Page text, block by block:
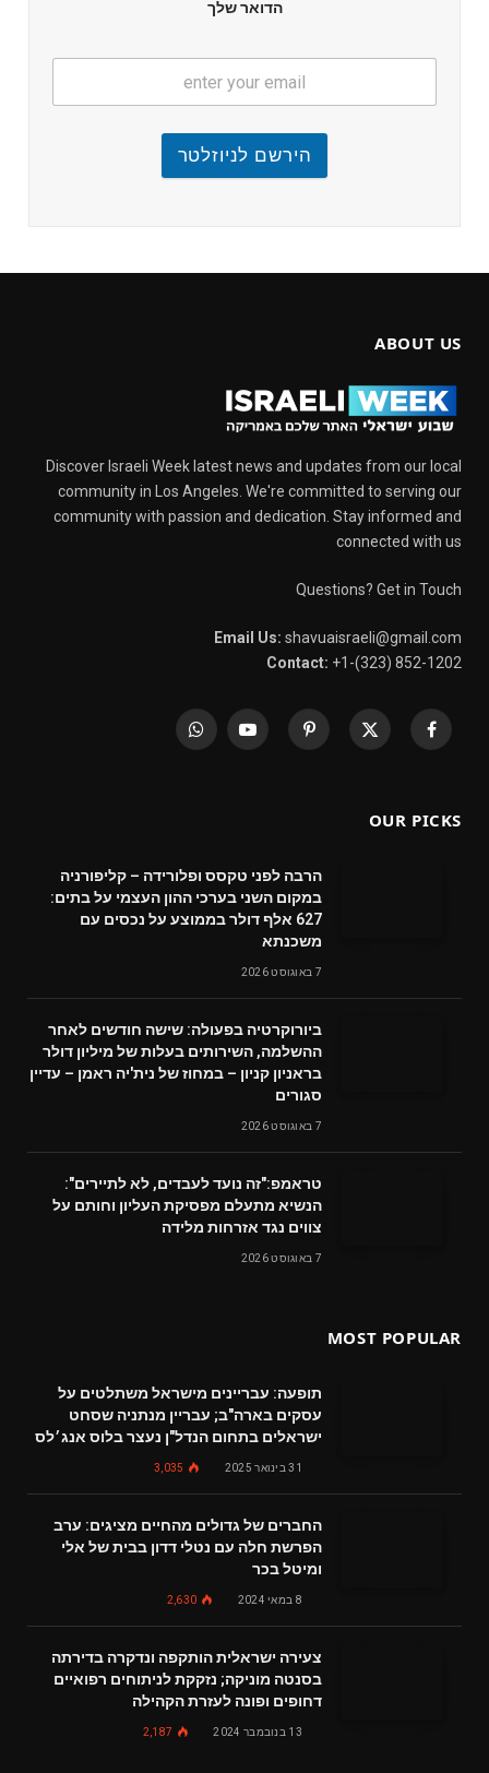
הדואר שלך
הירשם לניוזלטר
ABOUT US
Discover Israeli Week latest news and updates from our local
community in Los Angeles. We're committed to serving our
community with passion and dedication. Stay informed and
connected with us
Questions? Get in Touch
Email Us: shavuaisraeli@gmail.com
Contact: +1-(323) 852-1202
Facebook
X
Pinterest
YouTube
WhatsApp
OUR PICKS
הרבה לפני טקסס ופלורידה – קליפורניה
במקום השני בערכי ההון העצמי על בתים:
627 אלף דולר בממוצע על נכסים עם
משכנתא
7 באוגוסט 2026
ביורוקרטיה בפעולה: שישה חודשים לאחר
ההשלמה, השירותים בעלות של מיליון דולר
בראניון קניון – במחוז של נית'יה ראמן – עדיין
סגורים
7 באוגוסט 2026
טראמפ:"זה נועד לעבדים, לא לתיירים":
הנשיא מתעלם מפסיקת העליון וחותם על
צווים נגד אזרחות מלידה
7 באוגוסט 2026
MOST POPULAR
תופעה: עבריינים מישראל משתלטים על
עסקים בארה"ב; עבריין מנתניה שסחט
ישראלים בתחום הנדל"ן נעצר בלוס אנג׳לס
31 בינואר 2025 3,035
החברים של גדולים מהחיים מציגים: ערב
הפרשת חלה עם נטלי דדון בבית של אלי
ומיטל בכר
8 במאי 2024 2,630
צעירה ישראלית הותקפה ונדקרה בדירתה
בסנטה מוניקה; נזקקת לניתוחים רפואיים
דחופים ופונה לעזרת הקהילה
13 בנובמבר 2024 2,187